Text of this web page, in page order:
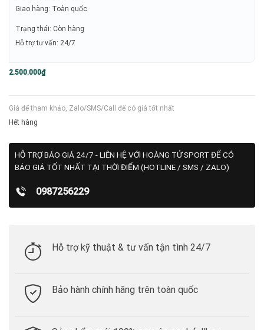
Giao hàng: Toàn quốc
Trạng thái: Còn hàng
Hỗ trợ tư vấn: 24/7
2.500.000₫
Giá để tham khảo, Zalo/SMS/Call để có giá tốt nhất
Hết hàng
HỖ TRỢ BÁO GIÁ 24/7 - LIÊN HỆ VỚI HOÀNG TỬ SPORT ĐỂ CÓ
BÁO GIÁ TỐT NHẤT TẠI THỜI ĐIỂM (HOTLINE / SMS / ZALO)
0987256229
Hỗ trợ kỹ thuật & tư vấn tận tình 24/7
Bảo hành chính hãng trên toàn quốc